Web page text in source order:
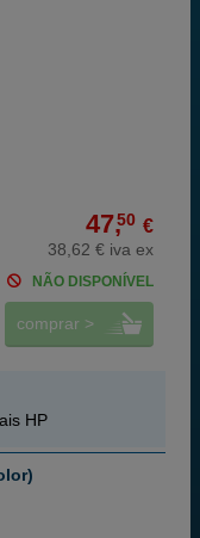
47,50 €
38,62 € iva ex
NÃO DISPONÍVEL
comprar >
HP